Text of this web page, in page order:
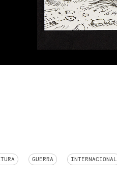
GUERRA INTERNACIONAL